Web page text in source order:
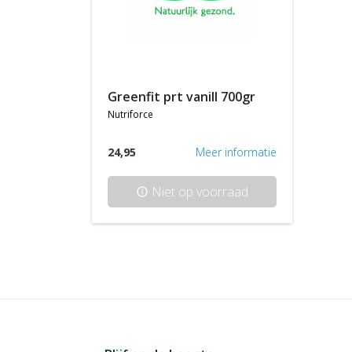
greenfit prt vanill 700gr
nutriforce
24,95 Meer informatie
info Niet op voorraad